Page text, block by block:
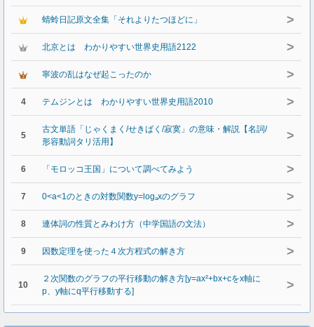
蜻蛉日記原文全集「それよりたつほどに」 >
北京とは わかりやすい世界史用語2122 >
寧波の乱はなぜ起こったのか >
4 テムジンとは わかりやすい世界史用語2010 >
5
古文単語「じゃくまく/せきばく/寂寞」の意味・解説【名詞/
形容動詞タリ活用】
>
6 「モロッコ王国」について調べてみよう >
7 0<a<1のときの対数関数y=logₐxのグラフ >
8 連体詞の性質とみわけ方（中学国語の文法） >
9 因数定理を使った４次方程式の解き方 >
10
２次関数のグラフの平行移動の解き方[y=ax²+bx+cをx軸に
p、y軸にq平行移動する]
>